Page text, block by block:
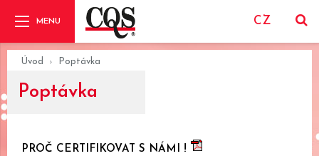
CZ
Úvod Poptávka
Poptávka
PROČ CERTIFIKOVAT S NÁMI !